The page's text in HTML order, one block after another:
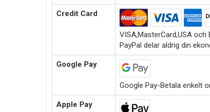
Credit Card
VISA,MasterCard,USA och
PayPal delar aldrig din
Google Pay
Google Pay-Betala enkelt
Apple Pay